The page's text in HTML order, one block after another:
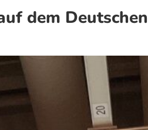
dem Deutschen